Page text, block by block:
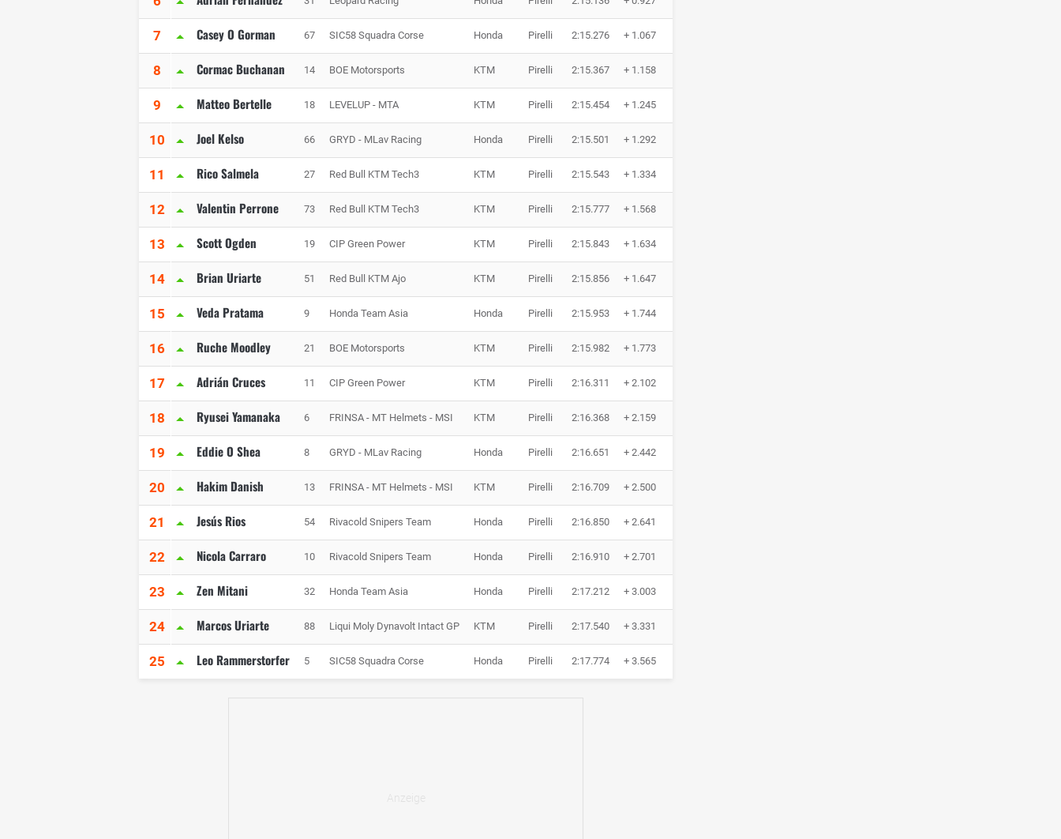
7 Casey O Gorman 67 SIC58 Squadra Corse Honda Pirelli 2:15.276 + 1.067
8 Cormac Buchanan 14 BOE Motorsports KTM Pirelli 2:15.367 + 1.158
9 Matteo Bertelle 18 LEVELUP - MTA KTM Pirelli 2:15.454 + 1.245
10 Joel Kelso 66 GRYD - MLav Racing Honda Pirelli 2:15.501 + 1.292
11 Rico Salmela 27 Red Bull KTM Tech3 KTM Pirelli 2:15.543 + 1.334
12 Valentin Perrone 73 Red Bull KTM Tech3 KTM Pirelli 2:15.777 + 1.568
13 Scott Ogden 19 CIP Green Power KTM Pirelli 2:15.843 + 1.634
14 Brian Uriarte 51 Red Bull KTM Ajo KTM Pirelli 2:15.856 + 1.647
15 Veda Pratama 9 Honda Team Asia Honda Pirelli 2:15.953 + 1.744
16 Ruche Moodley 21 BOE Motorsports KTM Pirelli 2:15.982 + 1.773
17 Adrián Cruces 11 CIP Green Power KTM Pirelli 2:16.311 + 2.102
18 Ryusei Yamanaka 6 FRINSA - MT Helmets - MSI KTM Pirelli 2:16.368 + 2.159
19 Eddie O Shea 8 GRYD - MLav Racing Honda Pirelli 2:16.651 + 2.442
20 Hakim Danish 13 FRINSA - MT Helmets - MSI KTM Pirelli 2:16.709 + 2.500
21 Jesús Rios 54 Rivacold Snipers Team Honda Pirelli 2:16.850 + 2.641
22 Nicola Carraro 10 Rivacold Snipers Team Honda Pirelli 2:16.910 + 2.701
23 Zen Mitani 32 Honda Team Asia Honda Pirelli 2:17.212 + 3.003
24 Marcos Uriarte 88 Liqui Moly Dynavolt Intact GP KTM Pirelli 2:17.540 + 3.331
25 Leo Rammerstorfer 5 SIC58 Squadra Corse Honda Pirelli 2:17.774 + 3.565